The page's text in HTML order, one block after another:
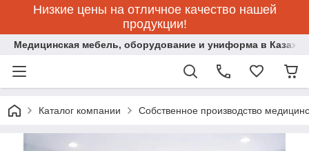
Низкие цены на отличное качество нашей
продукции!
Медицинская мебель, оборудование и униформа в
Каталог компании Собственное производство